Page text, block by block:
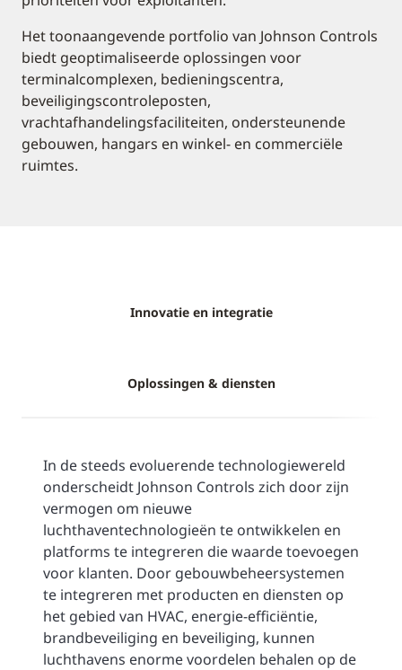
Het toonaangevende portfolio van Johnson Controls
biedt geoptimaliseerde oplossingen voor
terminalcomplexen, bedieningscentra,
beveiligingscontroleposten,
vrachtafhandelingsfaciliteiten, ondersteunende
gebouwen, hangars en winkel- en commerciële
ruimtes.
Innovatie en integratie
Oplossingen & diensten
In de steeds evoluerende technologiewereld
onderscheidt Johnson Controls zich door zijn
vermogen om nieuwe
luchthaventechnologieën te ontwikkelen en
platforms te integreren die waarde toevoegen
voor klanten. Door gebouwbeheersystemen
te integreren met producten en diensten op
het gebied van HVAC, energie-efficiëntie,
brandbeveiliging en beveiliging, kunnen
luchthavens enorme voordelen behalen op de